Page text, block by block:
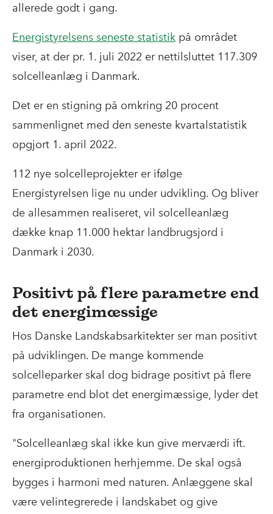
allerede godt i gang.
Energistyrelsens seneste statistik på området
viser, at der pr. 1. juli 2022 er nettilsluttet 117.309
solcelleanlæg i Danmark.
Det er en stigning på omkring 20 procent
sammenlignet med den seneste kvartalstatistik
opgjort 1. april 2022.
112 nye solcelleprojekter er ifølge
Energistyrelsen lige nu under udvikling. Og bliver
de allesammen realiseret, vil solcelleanlæg
dække knap 11.000 hektar landbrugsjord i
Danmark i 2030.
Positivt på flere parametre end
det energimæssige
Hos Danske Landskabsarkitekter ser man positivt
på udviklingen. De mange kommende
solcelleparker skal dog bidrage positivt på flere
parametre end blot det energimæssige, lyder det
fra organisationen.
"Solcelleanlæg skal ikke kun give merværdi ift.
energiproduktionen herhjemme. De skal også
bygges i harmoni med naturen. Anlæggene skal
være velintegrerede i landskabet og give